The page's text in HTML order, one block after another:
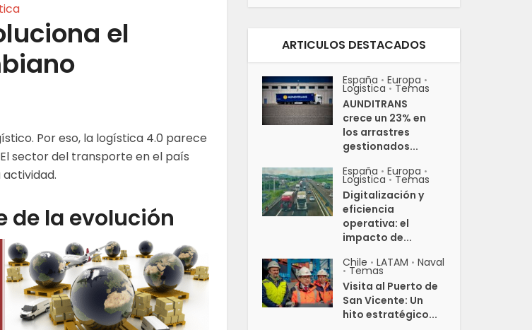
el
Por eso, la logística 4.0 parece
sector del transporte en el país
de la evolución
ARTICULOS DESTACADOS
España • Europa •
Logistica • Temas
AUNDITRANS
crece un 23% en
los arrastres
gestionados...
España • Europa •
Logistica • Temas
Digitalización y
eficiencia
operativa: el
impacto de...
Chile • LATAM • Naval
• Temas
Visita al Puerto de
San Vicente: Un
hito estratégico...